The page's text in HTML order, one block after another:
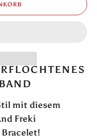
mit diesem
Freki